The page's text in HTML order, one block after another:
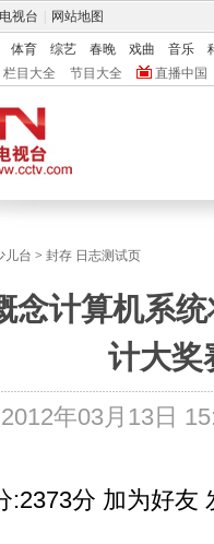
视台 网站地图
体育 综艺 春晚 戏曲 音乐
栏目大全 节目大全 直播中国
儿台 > 封存 日志测试页
念计算机系
计大奖
2012年03月13日
:2373分 加为好友